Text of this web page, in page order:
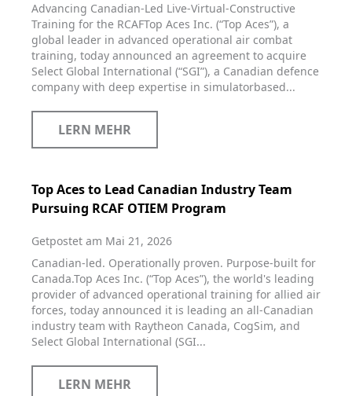
Advancing Canadian‑Led Live‑Virtual‑Constructive
Training for the RCAFTop Aces Inc. (“Top Aces”), a
global leader in advanced operational air combat
training, today announced an agreement to acquire
Select Global International (“SGI”), a Canadian defence
company with deep expertise in simulatorbased...
LERN MEHR
Top Aces to Lead Canadian Industry Team
Pursuing RCAF OTIEM Program
Getpostet am Mai 21, 2026
Canadian-led. Operationally proven. Purpose-built for
Canada.Top Aces Inc. (“Top Aces”), the world's leading
provider of advanced operational training for allied air
forces, today announced it is leading an all-Canadian
industry team with Raytheon Canada, CogSim, and
Select Global International (SGI...
LERN MEHR